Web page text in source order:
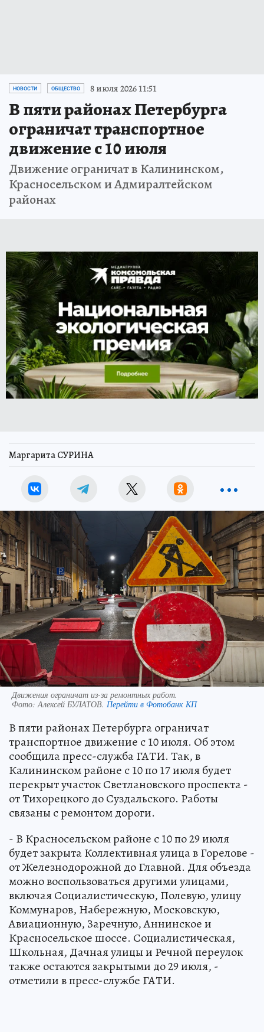
НОВОСТИ ОБЩЕСТВО 8 июля 2026 11:51
В пяти районах Петербурга
ограничат транспортное
движение с 10 июля
Движение ограничат в Калининском,
Красносельском и Адмиралтейском
районах
Маргарита СУРИНА
Движения ограничат из-за ремонтных работ.
Фото: Алексей БУЛАТОВ. Перейти в Фотобанк КП
В пяти районах Петербурга ограничат
транспортное движение с 10 июля. Об этом
сообщила пресс-служба ГАТИ. Так, в
Калининском районе с 10 по 17 июля будет
перекрыт участок Светлановского проспекта -
от Тихорецкого до Суздальского. Работы
связаны с ремонтом дороги.
- В Красносельском районе с 10 по 29 июля
будет закрыта Коллективная улица в Горелове -
от Железнодорожной до Главной. Для объезда
можно воспользоваться другими улицами,
включая Социалистическую, Полевую, улицу
Коммунаров, Набережную, Московскую,
Авиационную, Заречную, Аннинское и
Красносельское шоссе. Социалистическая,
Школьная, Дачная улицы и Речной переулок
также остаются закрытыми до 29 июля, -
отметили в пресс-службе ГАТИ.